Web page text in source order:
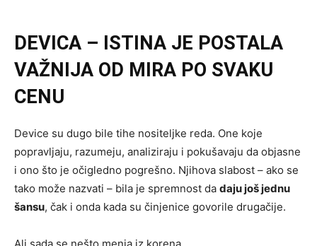
DEVICA – ISTINA JE POSTALA
VAŽNIJA OD MIRA PO SVAKU
CENU
Device su dugo bile tihe nositeljke reda. One koje
popravljaju, razumeju, analiziraju i pokušavaju da objasne
i ono što je očigledno pogrešno. Njihova slabost – ako se
tako može nazvati – bila je spremnost da daju još jednu
šansu, čak i onda kada su činjenice govorile drugačije.